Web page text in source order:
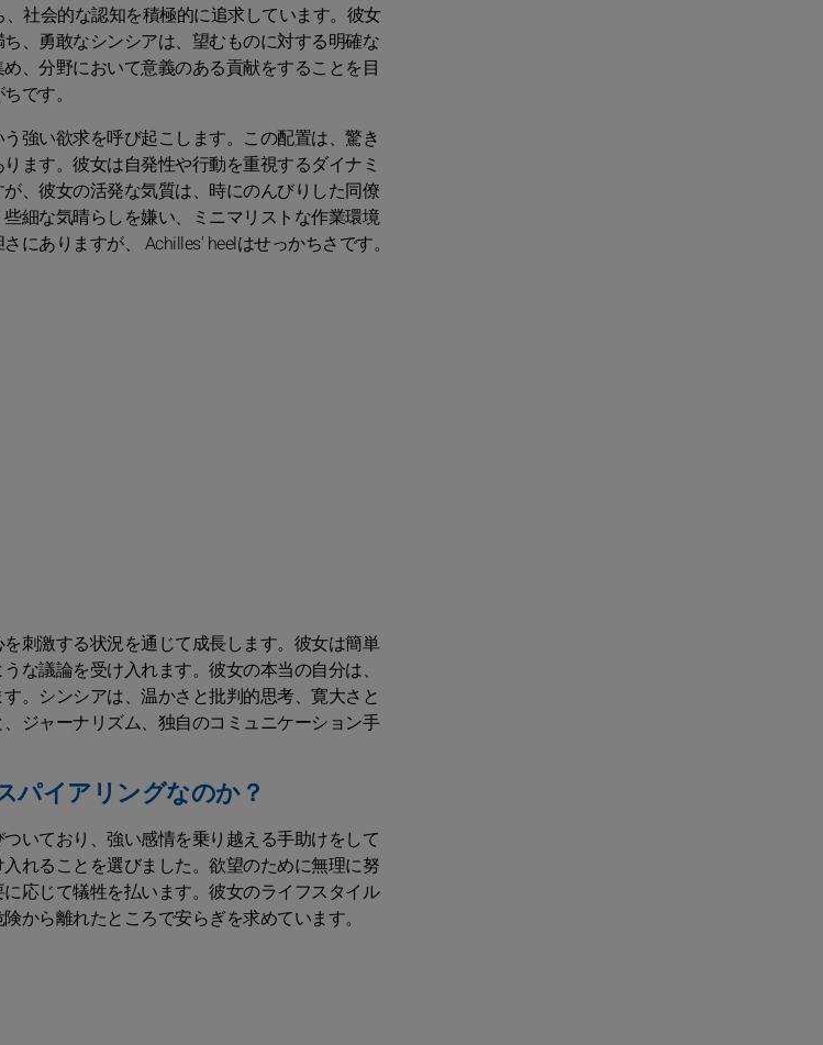
社会的な認知を積極的に追求しています。彼女
、勇敢なシンシアは、望むものに対する明確な
、分野において意義のある貢献をすることを目
です。
強い欲求を呼び起こします。この配置は、驚き
ます。彼女は自発性や行動を重視するダイナミ
、彼女の活発な気質は、時にのんびりした同僚
細な気晴らしを嫌い、ミニマリストな作業環境
ありますが、 Achilles' heelはせっかちさです。
刺激する状況を通じて成長します。彼女は簡単
な議論を受け入れます。彼女の本当の自分は、
。シンシアは、温かさと批判的思考、寛大さと
ジャーナリズム、独自のコミュニケーション手
パイアリングなのか？
いており、強い感情を乗り越える手助けをして
れることを選びました。欲望のために無理に努
応じて犠牲を払います。彼女のライフスタイル
から離れたところで安らぎを求めています。